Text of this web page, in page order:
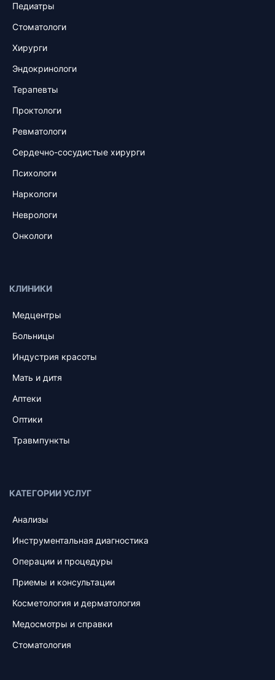
Педиатры
Стоматологи
Хирурги
Эндокринологи
Терапевты
Проктологи
Ревматологи
Сердечно-сосудистые хирурги
Психологи
Наркологи
Неврологи
Онкологи
КЛИНИКИ
Медцентры
Больницы
Индустрия красоты
Мать и дитя
Аптеки
Оптики
Травмпункты
КАТЕГОРИИ УСЛУГ
Анализы
Инструментальная диагностика
Операции и процедуры
Приемы и консультации
Косметология и дерматология
Медосмотры и справки
Стоматология